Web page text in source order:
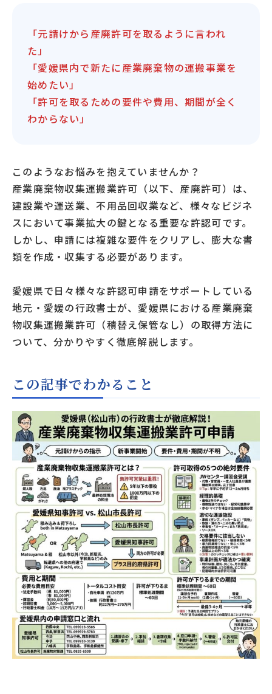
「元請けから産廃許可を取るように言われ
た」
「愛媛県内で新たに産業廃棄物の運搬事業を
始めたい」
「許可を取るための要件や費用、期間が全く
わからない」
このようなお悩みを抱えていませんか？
産業廃棄物収集運搬業許可（以下、産廃許可）は、
建設業や運送業、不用品回収業など、様々なビジネ
スにおいて事業拡大の鍵となる重要な許認可です。
しかし、申請には複雑な要件をクリアし、膨大な書
類を作成・収集する必要があります。
愛媛県で日々様々な許認可申請をサポートしている
地元・愛媛の行政書士が、愛媛県における産業廃棄
物収集運搬業許可（積替え保管なし）の取得方法に
ついて、分かりやすく徹底解説します。
この記事でわかること